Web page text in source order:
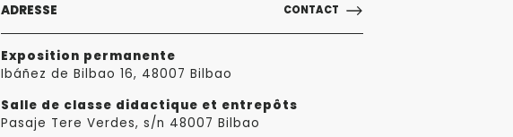
ADRESSE CONTACT
Exposition permanente
Ibáñez de Bilbao 16, 48007 Bilbao
Salle de classe didactique et entrepôts
Pasaje Tere Verdes, s/n 48007 Bilbao